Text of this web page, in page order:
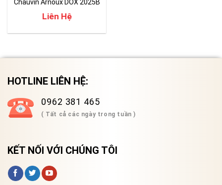
Chauvin Arnoux DOX 2025B
Liên Hệ
HOTLINE LIÊN HỆ:
0962 381 465
( Tất cả các ngày trong tuần )
KẾT NỐI VỚI CHÚNG TÔI